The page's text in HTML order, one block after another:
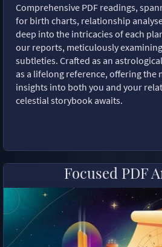
Comprehensive PDF readings,
for birth charts, relationship
deep into the intricacies of each
our reports, meticulously
subtleties. Crafted as an
as a lifelong reference, offering the
insights into both you and your
celestial storybook awaits.
Focused PDF